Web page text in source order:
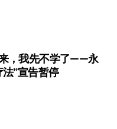
，我先不学了——永
”宣告暂停